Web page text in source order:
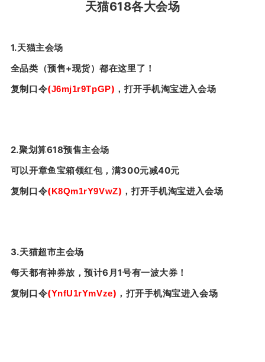
天猫618各大会场
1.天猫主会场
全品类（预售+现货）都在这里了！
复制口令(J6mj1r9TpGP) ， 打开手机淘宝进入会场
2.聚划算618预售主会场
可以开章鱼宝箱领红包，满300元减40元
复制口令(K8Qm1rY9VwZ) ， 打开手机淘宝进入会场
3.天猫超市主会场
每天都有神券放，预计6月1号有一波大券！
复制口令(YnfU1rYmVze) ， 打开手机淘宝进入会场